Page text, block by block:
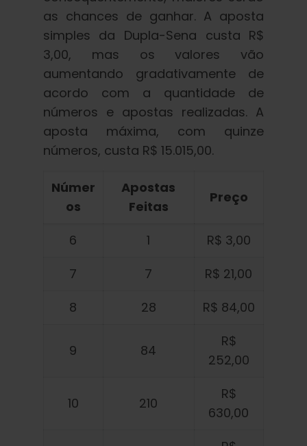
as chances de ganhar. A aposta
simples da Dupla-Sena custa R$
3,00, mas os valores vão
aumentando gradativamente de
acordo com a quantidade de
números e apostas realizadas. A
aposta máxima, com quinze
números, custa R$ 15.015,00.
Númer
os
Apostas
Feitas
Preço
6 1
R$ 3,00
7
7
R$ 21,00
8
28 R$ 84,00
9 84
R$
252,00
10 210
R$
630,00